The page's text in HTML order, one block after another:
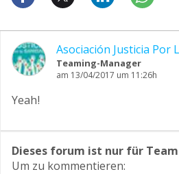
Asociación Justicia Por
Teaming-Manager
am 13/04/2017 um 11:26h
Yeah!
Dieses forum ist nur für
Um zu kommentieren: